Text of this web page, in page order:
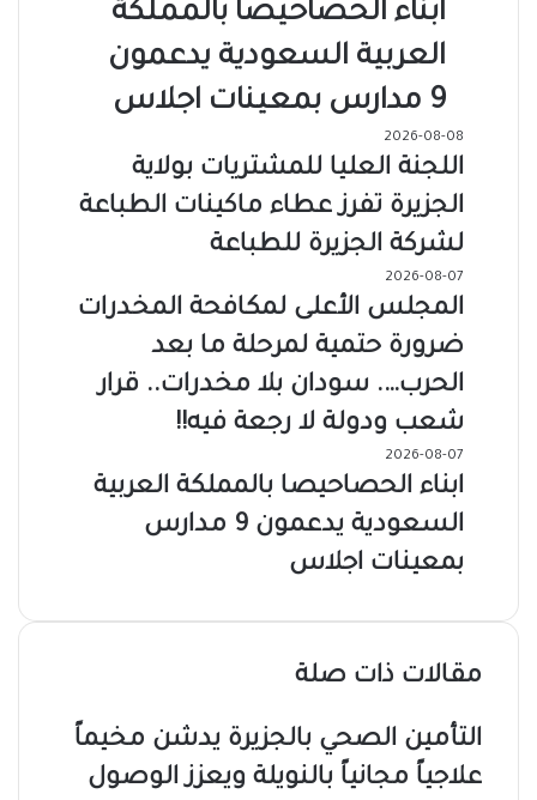
ابناء الحصاحيصا بالمملكة
العربية السعودية يدعمون
9 مدارس بمعينات اجلاس
2026-08-08
اللجنة العليا للمشتريات بولاية
الجزيرة تفرز عطاء ماكينات الطباعة
لشركة الجزيرة للطباعة
2026-08-07
المجلس الأعلى لمكافحة المخدرات
ضرورة حتمية لمرحلة ما بعد
الحرب…. سودان بلا مخدرات.. قرار
شعب ودولة لا رجعة فيه!!
2026-08-07
ابناء الحصاحيصا بالمملكة العربية
السعودية يدعمون 9 مدارس
بمعينات اجلاس
مقالات ذات صلة
التأمين الصحي بالجزيرة يدشن مخيماً
علاجياً مجانياً بالنويلة ويعزز الوصول